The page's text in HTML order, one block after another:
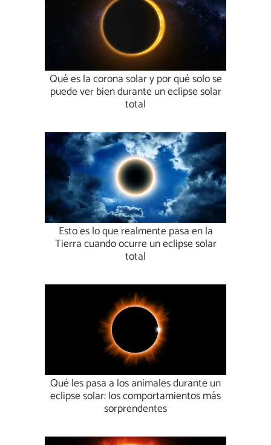
Qué es la corona solar y por qué solo se
puede ver bien durante un eclipse solar
total
Esto es lo que realmente pasa en la
Tierra cuando ocurre un eclipse solar
total
Qué les pasa a los animales durante un
eclipse solar: los comportamientos más
sorprendentes